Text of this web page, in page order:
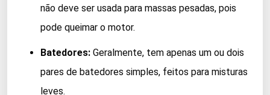
não deve ser usada para massas pesadas, pois
pode queimar o motor.
Batedores: Geralmente, tem apenas um ou dois
pares de batedores simples, feitos para misturas
leves.